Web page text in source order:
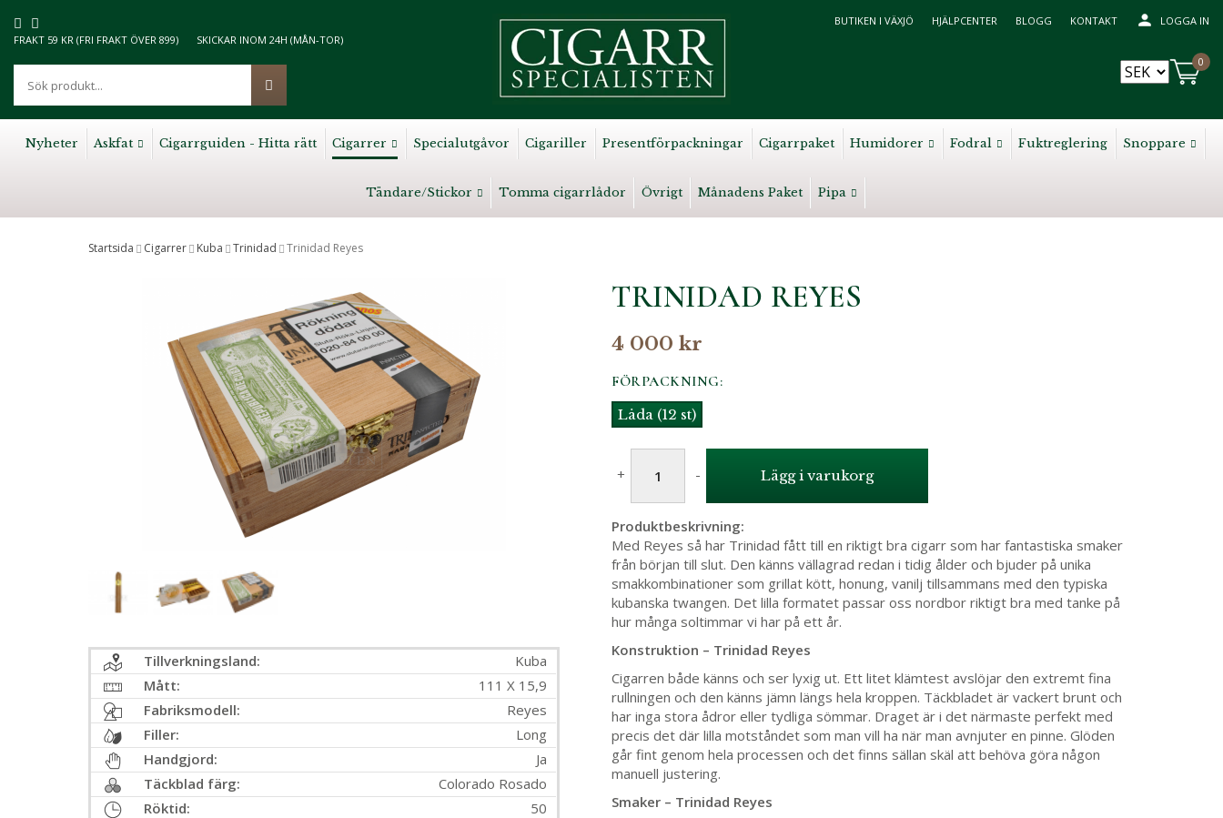
FRAKT 59 KR (FRI FRAKT ÖVER 899) SKICKAR INOM 24H (MÅN-TOR)
BUTIKEN I VÄXJÖ HJÄLPCENTER BLOGG KONTAKT LOGGA IN
0
Nyheter Askfat Cigarrguiden - Hitta rätt Cigarrer Specialutgåvor Cigariller Presentförpackningar Cigarrpaket Humidorer Fodral Fuktreglering Snoppare
Tändare/Stickor Tomma cigarrlådor Övrigt Månadens Paket Pipa
Startsida Cigarrer Kuba Trinidad Trinidad Reyes
TRINIDAD REYES
4 000 kr
FÖRPACKNING:
Låda (12 st)
+ - Lägg i varukorg
Produktbeskrivning:
Med Reyes så har Trinidad fått till en riktigt bra cigarr som har fantastiska smaker
från början till slut. Den känns vällagrad redan i tidig ålder och bjuder på unika
smakkombinationer som grillat kött, honung, vanilj tillsammans med den typiska
kubanska twangen. Det lilla formatet passar oss nordbor riktigt bra med tanke på
hur många soltimmar vi har på ett år.
Konstruktion – Trinidad Reyes
Cigarren både känns och ser lyxig ut. Ett litet klämtest avslöjar den extremt fina
rullningen och den känns jämn längs hela kroppen. Täckbladet är vackert brunt och
har inga stora ådror eller tydliga sömmar. Draget är i det närmaste perfekt med
precis det där lilla motståndet som man vill ha när man avnjuter en pinne. Glöden
går fint genom hela processen och det finns sällan skäl att behöva göra någon
manuell justering.
Smaker – Trinidad Reyes
Tillverkningsland:
Kuba
Mått:
111 X 15,9
Fabriksmodell:
Reyes
Filler:
Long
Handgjord:
Ja
Täckblad färg:
Colorado Rosado
Röktid:
50